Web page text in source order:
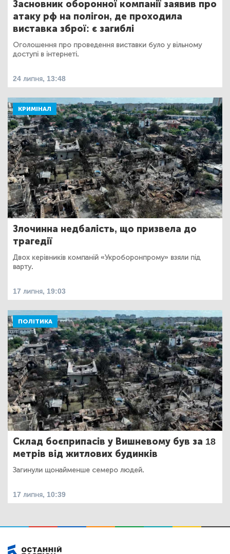
Засновник оборонної компанії заявив про
атаку рф на полігон, де проходила
виставка зброї: є загиблі
Оголошення про проведення виставки було у вільному
доступі в інтернеті.
24 липня, 13:48
КРИМІНАЛ
Злочинна недбалість, що призвела до
трагедії
Двох керівників компаній «Укроборонпрому» взяли під
варту.
17 липня, 19:03
ПОЛІТИКА
Склад боєприпасів у Вишневому був за 18
метрів від житлових будинків
Загинули щонайменше семеро людей.
17 липня, 10:39